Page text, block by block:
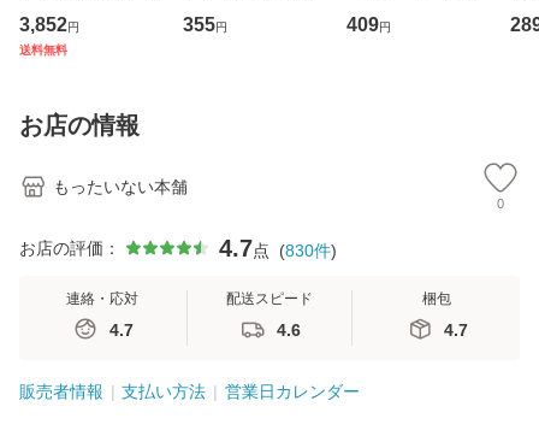
専門職の看護マネ
ジメントスキル 改
恵 藤本幸三 / 南江
堂 [単行
3,852円
送料無料
キューンレコード
[CD]【メール便送
355円
その正しい理解と
克服法 (SB新書 57
409円
のが
お店の情報
もったいない本舗
0
お店の評価： 4.7点 (830件)
連絡・応対
4.7
配送スピード
4.6
梱包
4.7
販売者情報 支払い方法 営業日カレンダー